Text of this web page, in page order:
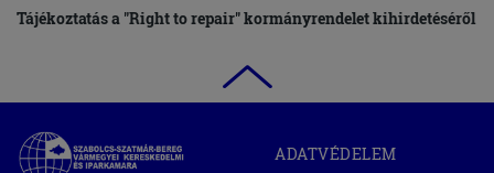
Tájékoztatás a "Right to repair" kormányrendelet kihirdetéséről
Szabolcs-
Szatmár-
ADATVÉDELEM